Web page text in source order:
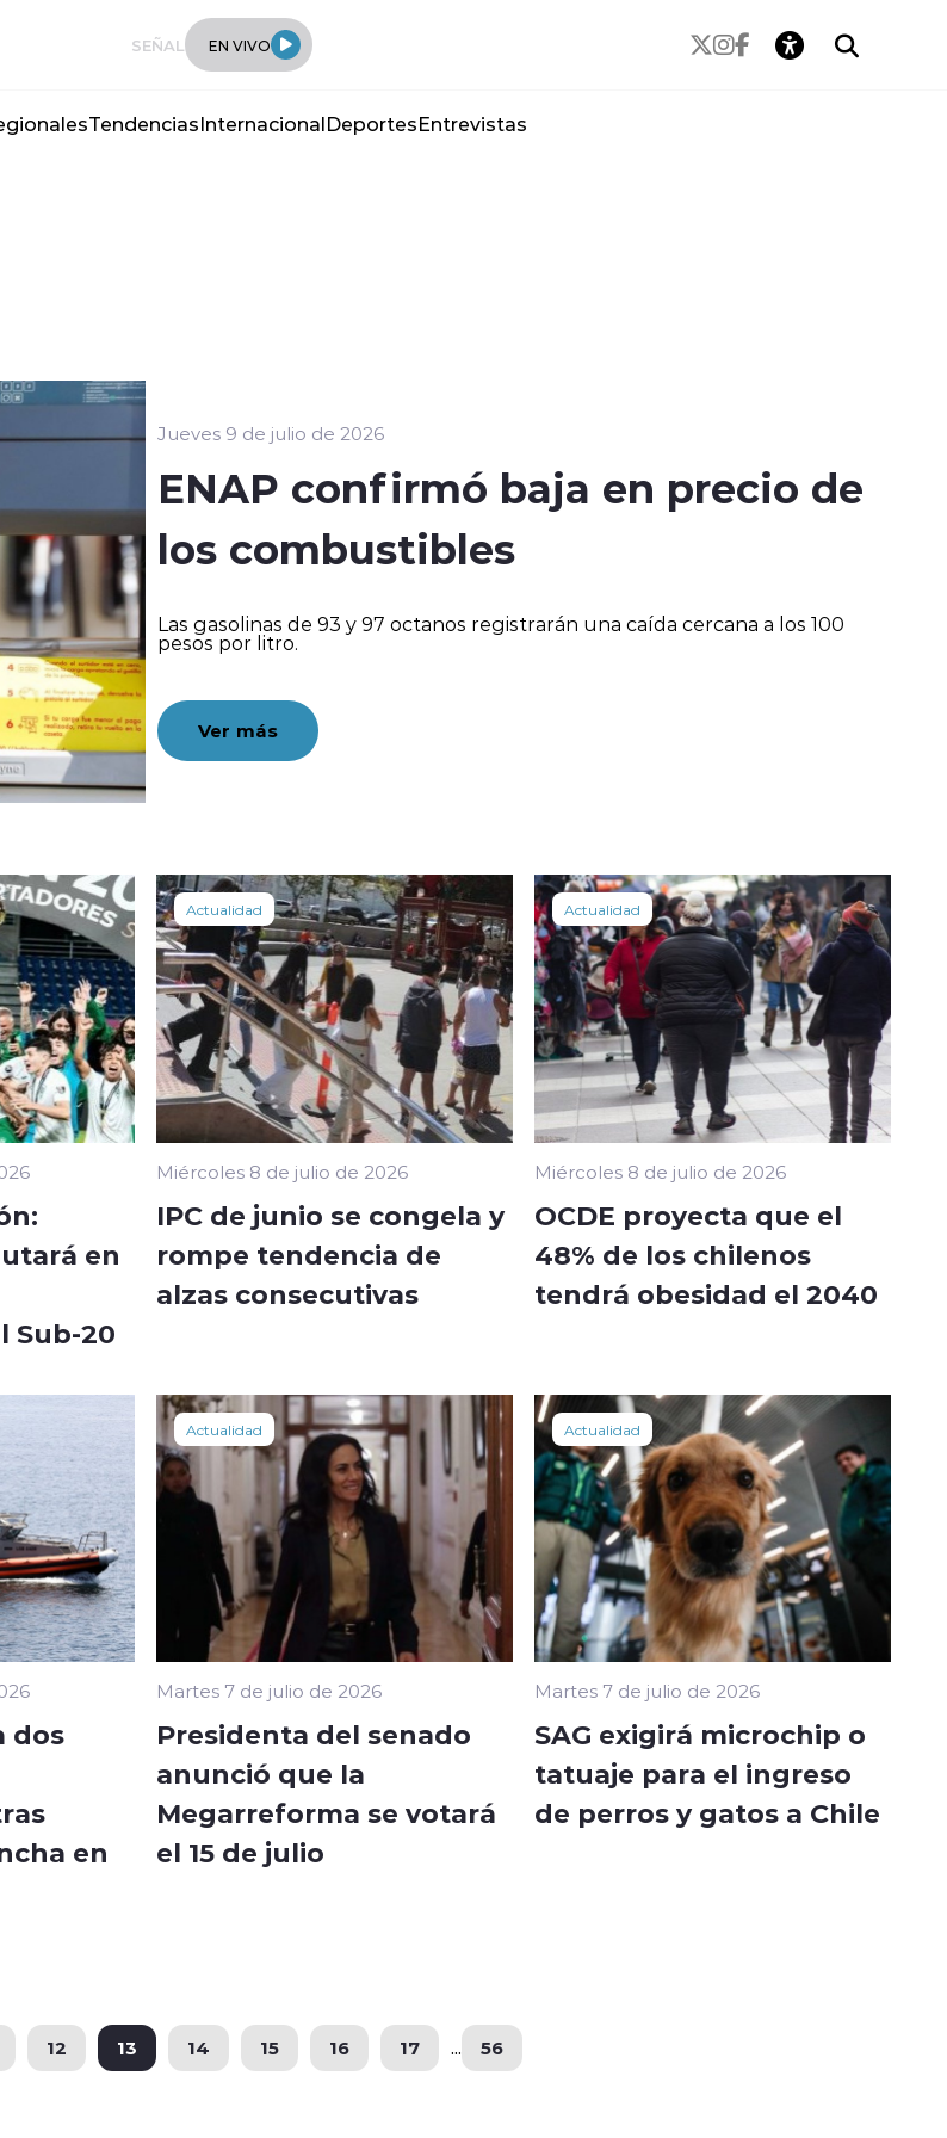
SEÑAL EN VIVO
TendenciasInternacionalDeportesEntrevistas
Jueves 9 de julio de 2026
ENAP confirmó baja en precio de
los combustibles
Las gasolinas de 93 y 97 octanos registrarán una caída cercana a los 100
pesos por litro.
Ver más
en
Sub-20
Actualidad
Miércoles 8 de julio de 2026
IPC de junio se congela y
rompe tendencia de
alzas consecutivas
Actualidad
Miércoles 8 de julio de 2026
OCDE proyecta que el
48% de los chilenos
tendrá obesidad el 2040
dos
en
Actualidad
Martes 7 de julio de 2026
Presidenta del senado
anunció que la
Megarreforma se votará
el 15 de julio
Actualidad
Martes 7 de julio de 2026
SAG exigirá microchip o
tatuaje para el ingreso
de perros y gatos a Chile
12 13 14 15 16 17 ... 56